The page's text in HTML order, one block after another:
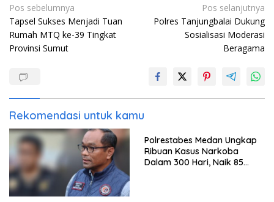
Navigasi
pos
Pos sebelumnya
Tapsel Sukses Menjadi Tuan
Rumah MTQ ke-39 Tingkat
Provinsi Sumut
Pos selanjutnya
Polres Tanjungbalai Dukung
Sosialisasi Moderasi
Beragama
Rekomendasi untuk kamu
Polrestabes Medan Ungkap
Ribuan Kasus Narkoba
Dalam 300 Hari, Naik 85